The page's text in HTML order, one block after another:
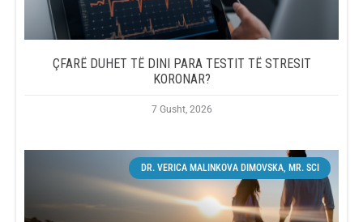
ÇFARË DUHET TË DINI PARA TESTIT TË STRESIT
KORONAR?
7 Gusht, 2026
DR. VERICA MALINKOVA DIMOVSKA, MR. SCI